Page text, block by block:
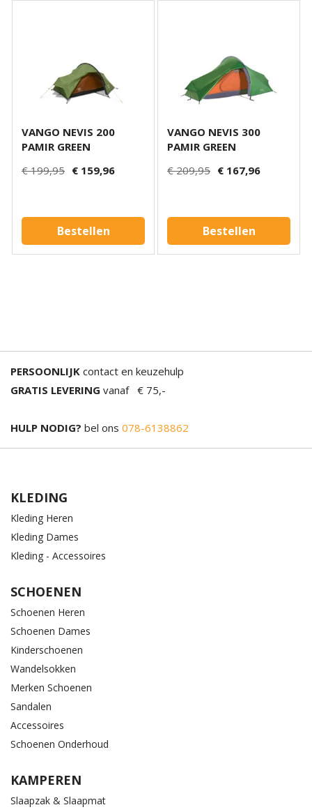
VANGO NEVIS 200
PAMIR GREEN
€ 199,95 € 159,96
Bestellen
VANGO NEVIS 300
PAMIR GREEN
€ 209,95 € 167,96
Bestellen
PERSOONLIJK contact en keuzehulp
GRATIS LEVERING vanaf € 75,-
HULP NODIG? bel ons 078-6138862
KLEDING
Kleding Heren
Kleding Dames
Kleding - Accessoires
SCHOENEN
Schoenen Heren
Schoenen Dames
Kinderschoenen
Wandelsokken
Merken Schoenen
Sandalen
Accessoires
Schoenen Onderhoud
KAMPEREN
Slaapzak & Slaapmat